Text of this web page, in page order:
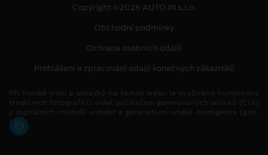
Copyright ©2026 AUTO IN s.r.o.
Obchodní podmínky
Ochrana osobních údajů
Prohlášení o zpracování údajů konečných zákazníků
AI).